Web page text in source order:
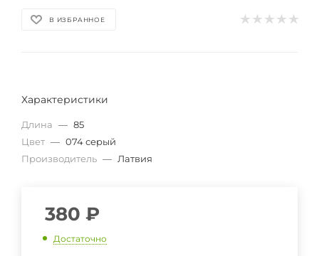
В ИЗБРАННОЕ
Характеристики
Длина — 85
Цвет — 074 серый
Производитель — Латвия
380 ₽
Достаточно